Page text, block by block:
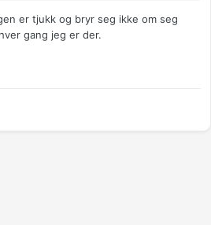
er tjukk og bryr seg ikke om seg
gang jeg er der.